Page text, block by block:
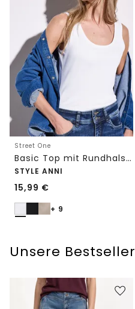
Street One
Basic Top mit Rundhals in Unifarbe
STYLE ANNI
15,99 €
+ 9
Unsere Bestseller